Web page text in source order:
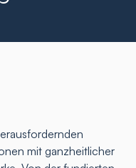
mit ganzheitlicher